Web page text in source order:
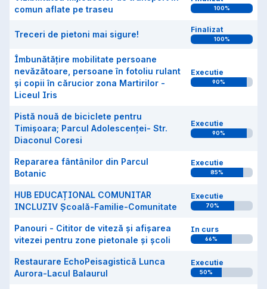
comun aflate pe traseu
100%
Treceri de pietoni mai sigure! Finalizat
100%
Îmbunătățire mobilitate persoane
nevăzătoare, persoane în fotoliu rulant
și copii în cărucior zona Martirilor -
Liceul Iris
Executie
90%
Pistă nouă de biciclete pentru
Timișoara; Parcul Adolescenței- Str.
Diaconul Coresi
Executie
90%
Repararea fântânilor din Parcul
Botanic
Executie
85%
HUB EDUCAȚIONAL COMUNITAR
INCLUZIV Școală-Familie-Comunitate
Executie
70%
Panouri - Cititor de viteză și afișarea
vitezei pentru zone pietonale și școli
In curs
66%
Restaurare EchoPeisagistică Lunca
Aurora-Lacul Balaurul
Executie
50%